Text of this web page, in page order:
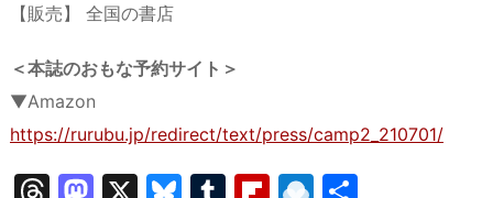
【販売】 全国の書店
＜本誌のおもな予約サイト＞
▼Amazon
https://rurubu.jp/redirect/text/press/camp2_210701/